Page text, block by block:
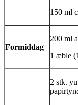
150 ml
Formiddag
200 ml
1 æble
2 stk.